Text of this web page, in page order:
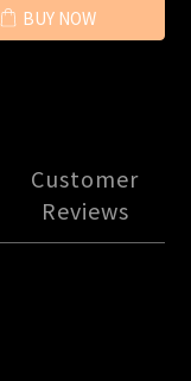
BUY NOW
Customer
Reviews